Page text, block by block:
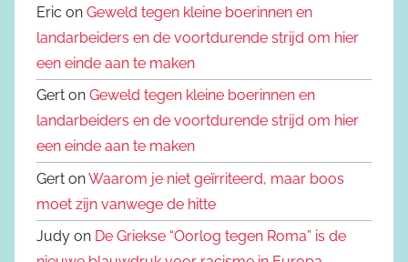
Eric on Geweld tegen kleine boerinnen en
landarbeiders en de voortdurende strijd om hier
een einde aan te maken
Gert on Geweld tegen kleine boerinnen en
landarbeiders en de voortdurende strijd om hier
een einde aan te maken
Gert onWaarom je niet geïrriteerd, maar boos
moet zijn vanwege de hitte
Judy on De Griekse “Oorlog tegen Roma” is de